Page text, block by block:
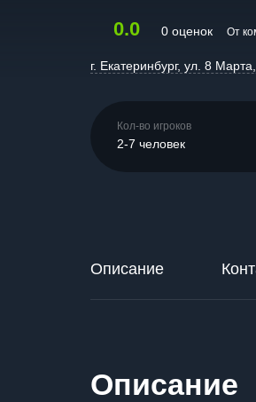
0.0 0 оценок От
г. Екатеринбург, ул. 8
Кол-во игроков
2-7 человек
Описание
Описание